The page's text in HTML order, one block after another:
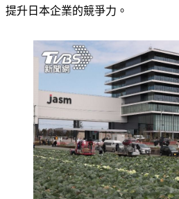
提升日本企業的競爭力。